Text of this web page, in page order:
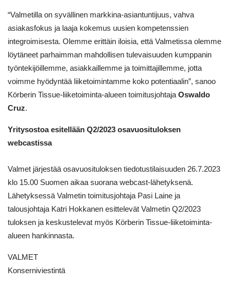
“Valmetilla on syvällinen markkina-asiantuntijuus, vahva
asiakasfokus ja laaja kokemus uusien kompetenssien
integroimisesta. Olemme erittäin iloisia, että Valmetissa olemme
löytäneet parhaimman mahdollisen tulevaisuuden kumppanin
työntekijöillemme, asiakkaillemme ja toimittajillemme, jotta
voimme hyödyntää liiketoimintamme koko potentiaalin”, sanoo
Körberin Tissue-liiketoiminta-alueen toimitusjohtaja Oswaldo
Cruz.
Yritysostoa esitellään Q2/2023 osavuosituloksen
webcastissa
Valmet järjestää osavuosituloksen tiedotustilaisuuden 26.7.2023
klo 15.00 Suomen aikaa suorana webcast-lähetyksenä.
Lähetyksessä Valmetin toimitusjohtaja Pasi Laine ja
talousjohtaja Katri Hokkanen esittelevät Valmetin Q2/2023
tuloksen ja keskustelevat myös Körberin Tissue-liiketoiminta-
alueen hankinnasta.
VALMET
Konserniviestintä